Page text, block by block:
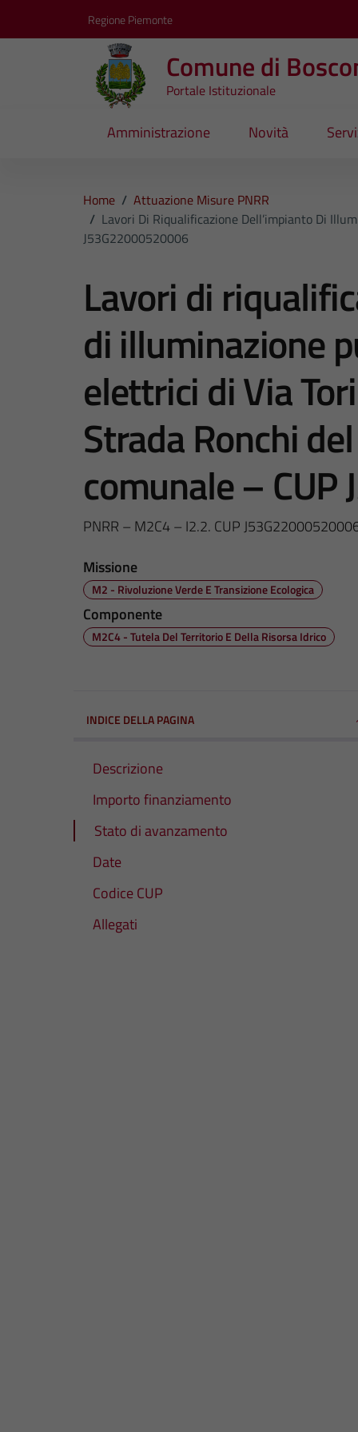
Regione Piemonte
Comune di
Portale Istituzionale
Amministrazione Novità
Home / Attuazione Misure PNRR
/ Lavori Di Riqualificazione Dell’impianto Di
J53G22000520006
Lavori di
di illuminazione
elettrici di Via
Strada Ronchi
comunale –
PNRR – M2C4 – I2.2. CUP
Missione
M2 - Rivoluzione Verde E Transizione Ecologica
Componente
M2C4 - Tutela Del Territorio E Della Risorsa Idrico
INDICE DELLA PAGINA
Descrizione
Importo finanziamento
Stato di avanzamento
Date
Codice CUP
Allegati